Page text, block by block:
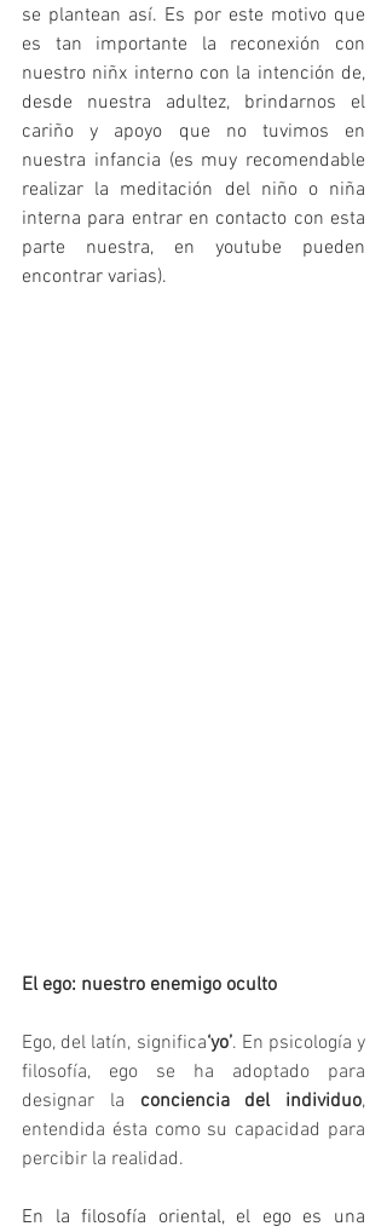
se plantean así. Es por este motivo que
es tan importante la reconexión con
nuestro niñx interno con la intención de,
desde nuestra adultez, brindarnos el
cariño y apoyo que no tuvimos en
nuestra infancia (es muy recomendable
realizar la meditación del niño o niña
interna para entrar en contacto con esta
parte nuestra, en youtube pueden
encontrar varias).
El ego: nuestro enemigo oculto
Ego, del latín, significa‘yo’. En psicología y
filosofía, ego se ha adoptado para
designar la conciencia del individuo,
entendida ésta como su capacidad para
percibir la realidad.
En la filosofía oriental, el ego es una